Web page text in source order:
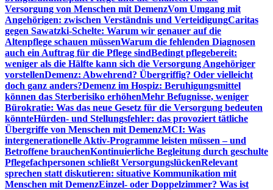
Versorgung von Menschen mit DemenzVom Umgang mit
Angehörigen: zwischen Verständnis und VerteidigungCaritas
gegen Sawatzki-Schelte: Warum wir genauer auf die
Altenpflege schauen müssenWarum die fehlenden Diagnosen
auch ein Auftrag für die Pflege sindBedingt pflegebereit:
weniger als die Hälfte kann sich die Versorgung Angehöriger
vorstellenDemenz: Abwehrend? Übergriffig? Oder vielleicht
doch ganz anders?Demenz im Hospiz: Beruhigungsmittel
können das Sterberisiko erhöhenMehr Befugnisse, weniger
Bürokratie: Was das neue Gesetz für die Versorgung bedeuten
könnteHürden- und Stellungsfehler: das provoziert tätliche
Übergriffe von Menschen mit DemenzMCI: Was
intergenerationelle Aktiv-Programme leisten müssen – und
Betroffene brauchenKontinuierliche Begleitung durch geschulte
Pflegefachpersonen schließt VersorgungslückenRelevant
sprechen statt diskutieren: situative Kommunikation mit
Menschen mit DemenzEinzel- oder Doppelzimmer? Was ist